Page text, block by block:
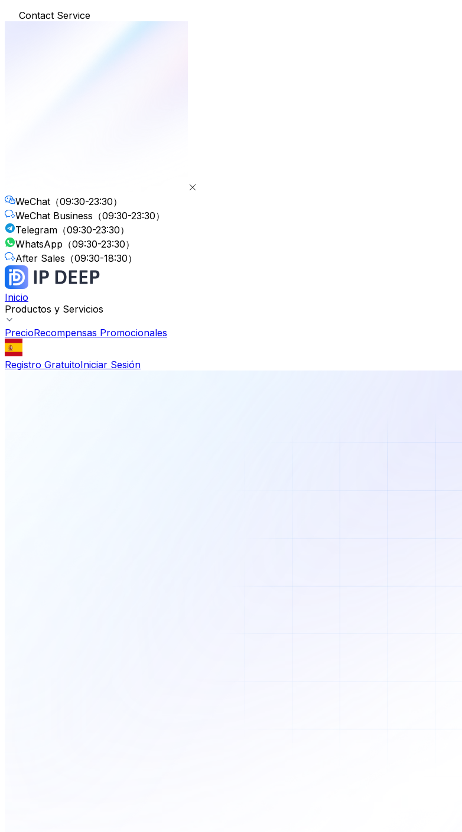
Contact Service
WeChat （09:30-23:30）
WeChat Business （09:30-23:30）
Telegram （09:30-23:30）
WhatsApp （09:30-23:30）
After Sales （09:30-18:30）
Inicio
Productos y Servicios
PrecioRecompensas Promocionales
Registro GratuitoIniciar Sesión